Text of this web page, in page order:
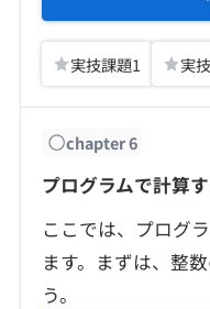
実技課題1 実
chapter6
プログラムで計算
ここでは、プログ
ます。まずは、整
う。